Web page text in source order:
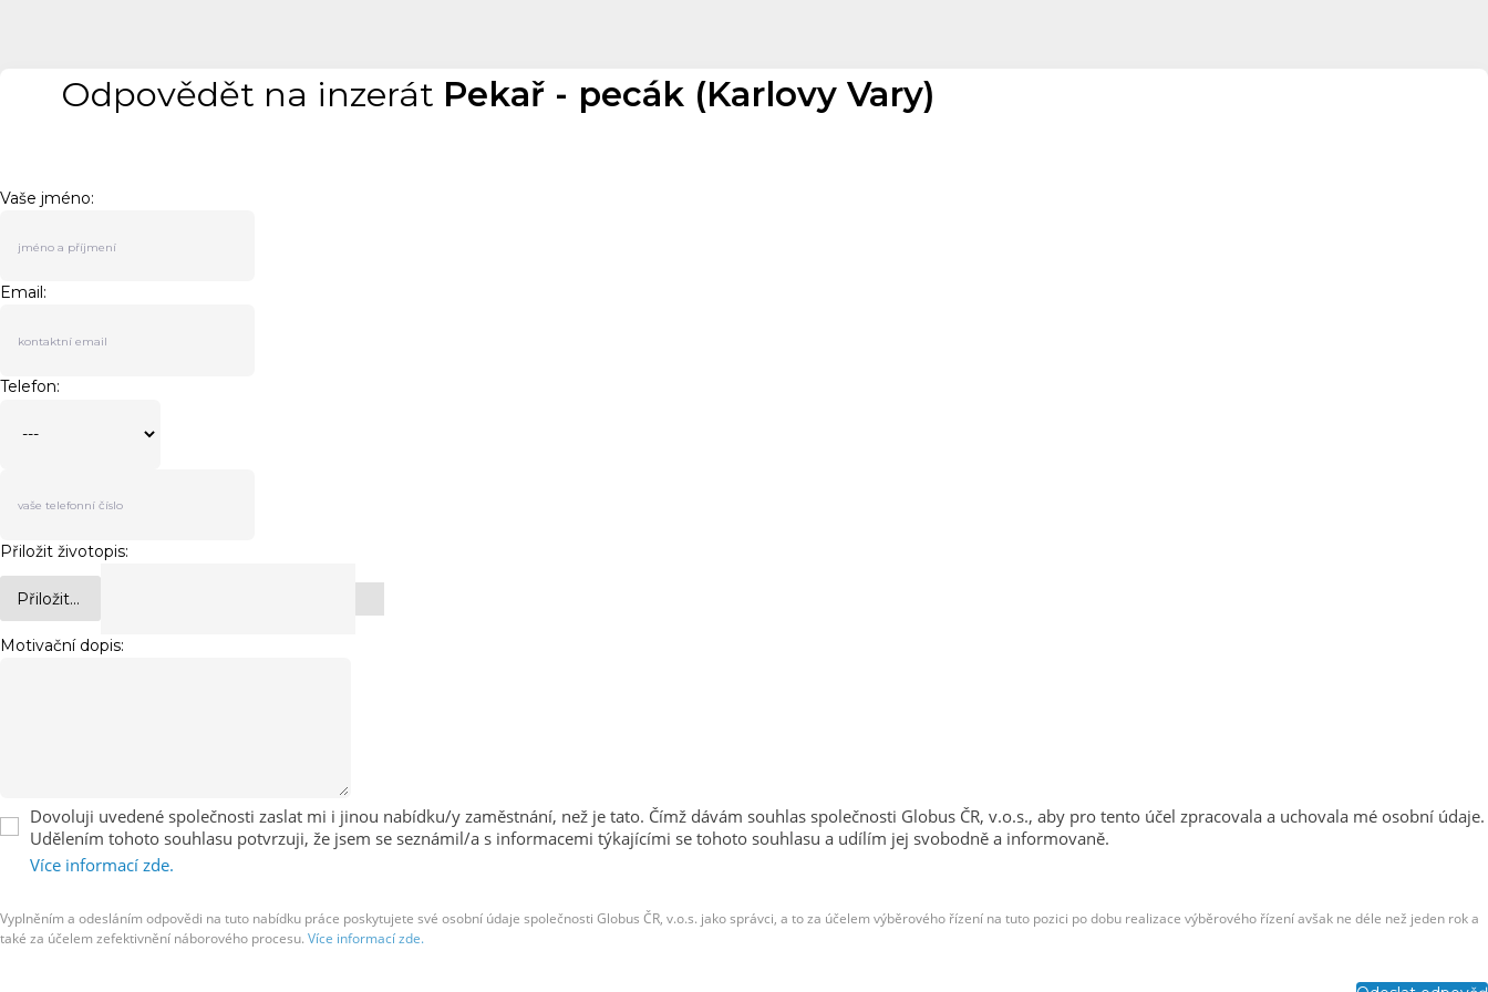
Odpovědět na inzerát Pekař - pecák (Karlovy Vary)
Vaše jméno:
Email:
Telefon:
Přiložit životopis:
Přiložit...
Motivační dopis:
Dovoluji uvedené společnosti zaslat mi i jinou nabídku/y zaměstnání, než je tato. Čímž dávám souhlas společnosti Globus ČR, v.o.s., aby pro tento účel zpracovala a uchovala mé osobní údaje.
Udělením tohoto souhlasu potvrzuji, že jsem se seznámil/a s informacemi týkajícími se tohoto souhlasu a udílím jej svobodně a informovaně.
Více informací zde.
Vyplněním a odesláním odpovědi na tuto nabídku práce poskytujete své osobní údaje společnosti Globus ČR, v.o.s. jako správci, a to za účelem výběrového řízení na tuto pozici po dobu realizace výběrového řízení avšak ne déle než jeden rok a
také za účelem zefektivnění náborového procesu. Více informací zde.